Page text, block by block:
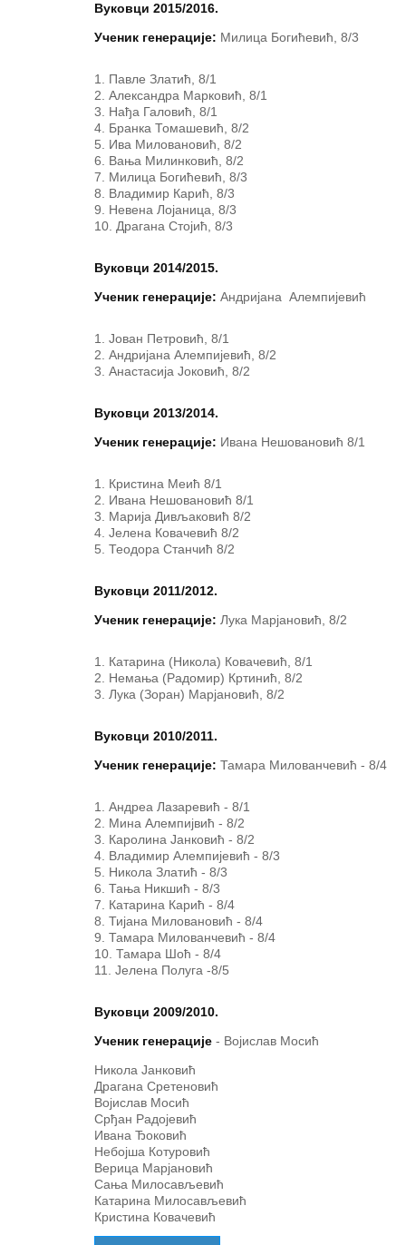
Вуковци 2015/2016.
Ученик генерације: Милица Богићевић, 8/3
Павле Златић, 8/1
Александра Марковић, 8/1
Нађа Галовић, 8/1
Бранка Томашевић, 8/2
Ива Миловановић, 8/2
Вања Милинковић, 8/2
Милица Богићевић, 8/3
Владимир Карић, 8/3
Невена Лојаница, 8/3
Драгана Стојић, 8/3
Вуковци 2014/2015.
Ученик генерације: Андријана Алемпијевић
Јован Петровић, 8/1
Андријана Алемпијевић, 8/2
Анастасија Јоковић, 8/2
Вуковци 2013/2014.
Ученик генерације: Ивана Нешовановић 8/1
Кристина Меић 8/1
Ивана Нешовановић 8/1
Марија Дивљаковић 8/2
Јелена Ковачевић 8/2
Теодора Станчић 8/2
Вуковци 2011/2012.
Ученик генерације: Лука Марјановић, 8/2
Катарина (Никола) Ковачевић, 8/1
Немања (Радомир) Кртинић, 8/2
Лука (Зоран) Марјановић, 8/2
Вуковци 2010/2011.
Ученик генерације: Тамара Милованчевић - 8/4
Андреа Лазаревић - 8/1
Мина Алемпијвић - 8/2
Каролина Јанковић - 8/2
Владимир Алемпијевић - 8/3
Никола Златић - 8/3
Тања Никшић - 8/3
Катарина Карић - 8/4
Тијана Миловановић - 8/4
Тамара Милованчевић - 8/4
Тамара Шоћ - 8/4
Јелена Полуга -8/5
Вуковци 2009/2010.
Ученик генерације - Војислав Мосић
Никола Јанковић
Драгана Сретеновић
Војислав Мосић
Срђан Радојевић
Ивана Ђоковић
Небојша Котуровић
Верица Марјановић
Сања Милосављевић
Катарина Милосављевић
Кристина Ковачевић